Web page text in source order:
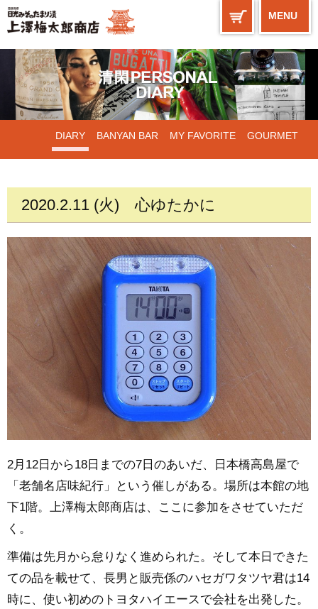
MENU
DIARY BANYAN BAR MY FAVORITE GOURMET
2020.2.11 (火) 心ゆたかに
2月12日から18日までの7日のあいだ、日本橋高島屋で
「老舗名店味紀行」という催しがある。場所は本館の地
下1階。上澤梅太郎商店は、ここに参加をさせていただ
く。
準備は先月から怠りなく進められた。そして本日できた
ての品を載せて、長男と販売係のハセガワタツヤ君は14
時に、使い初めのトヨタハイエースで会社を出発した。